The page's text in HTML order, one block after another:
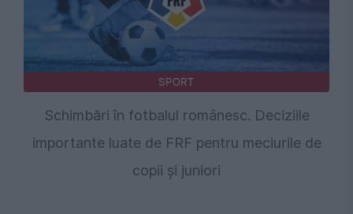
SPORT
Schimbări în fotbalul românesc. Deciziile
importante luate de FRF pentru meciurile de
copii și juniori